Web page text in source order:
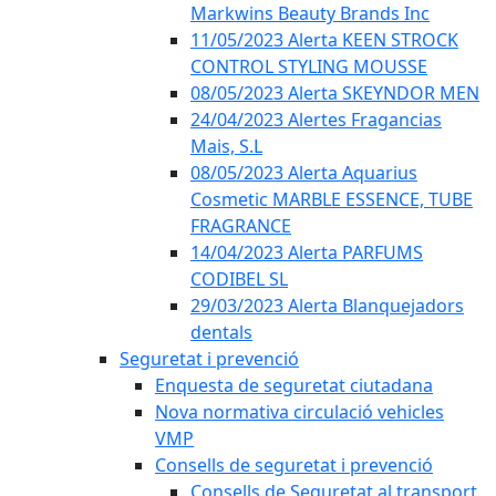
Markwins Beauty Brands Inc
11/05/2023 Alerta KEEN STROCK
CONTROL STYLING MOUSSE
08/05/2023 Alerta SKEYNDOR MEN
24/04/2023 Alertes Fragancias
Mais, S.L
08/05/2023 Alerta Aquarius
Cosmetic MARBLE ESSENCE, TUBE
FRAGRANCE
14/04/2023 Alerta PARFUMS
CODIBEL SL
29/03/2023 Alerta Blanquejadors
dentals
Seguretat i prevenció
Enquesta de seguretat ciutadana
Nova normativa circulació vehicles
VMP
Consells de seguretat i prevenció